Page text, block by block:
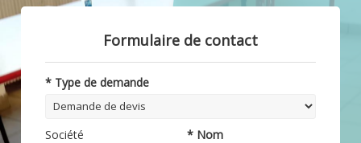
Formulaire de contact
* Type de demande
Société * Nom